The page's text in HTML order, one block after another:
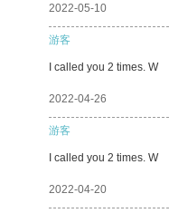
2022-05-10
游客
I called you 2 times. W
2022-04-26
游客
I called you 2 times. W
2022-04-20